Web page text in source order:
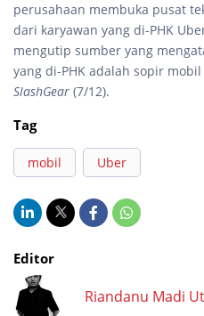
perusahaan membuka pusat
dari karyawan yang di-PHK
mengutip sumber yang
yang di-PHK adalah sopir
SlashGear (7/12).
Tag
mobil Uber
Editor
Riandanu Madi